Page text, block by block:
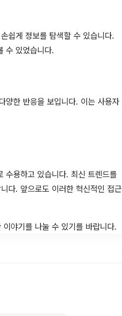
쉽게 정보를 탐색할 수 있습니다.
수 있었습니다.
양한 반응을 보입니다. 이는 사용자
수용하고 있습니다. 최신 트렌드를
다. 앞으로도 이러한 혁신적인 접근
야기를 나눌 수 있기를 바랍니다.